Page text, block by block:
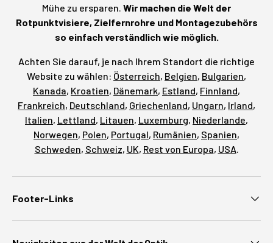
Mühe zu ersparen. Wir machen die Welt der
Rotpunktvisiere, Zielfernrohre und Montagezubehörs
so einfach verständlich wie möglich.
Achten Sie darauf, je nach Ihrem Standort die richtige
Website zu wählen: Österreich, Belgien, Bulgarien,
Kanada, Kroatien, Dänemark, Estland, Finnland,
Frankreich, Deutschland, Griechenland, Ungarn, Irland,
Italien, Lettland, Litauen, Luxemburg, Niederlande,
Norwegen, Polen, Portugal, Rumänien, Spanien,
Schweden, Schweiz, UK, Rest von Europa, USA
Footer-Links